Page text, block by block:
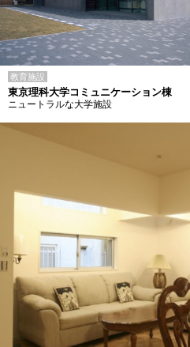
教育施設
東京理科大学コミュニケーション棟
ニュートラルな大学施設